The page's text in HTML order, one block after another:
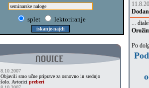
splet lektoriranje
8.10.2007
Objavili smo učne priprave za osnovno in srednjo
šolo. Avtorici preberi
...
Po